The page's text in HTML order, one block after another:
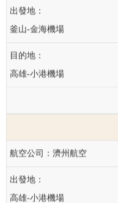
釜山-金海機場
高雄-小港機場
濟州航空
高雄-小港機場